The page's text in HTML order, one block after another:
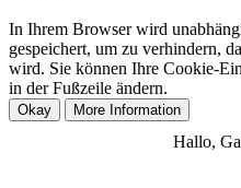
In Ihrem Browser wird
gespeichert, um zu verhindern,
wird. Sie können Ihre Cookie-
in der Fußzeile ändern.
Hallo,